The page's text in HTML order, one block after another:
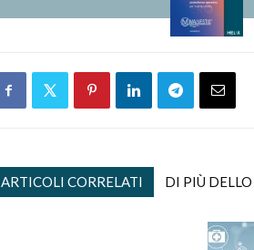
ARTICOLI CORRELATI DI PIÙ DELLO